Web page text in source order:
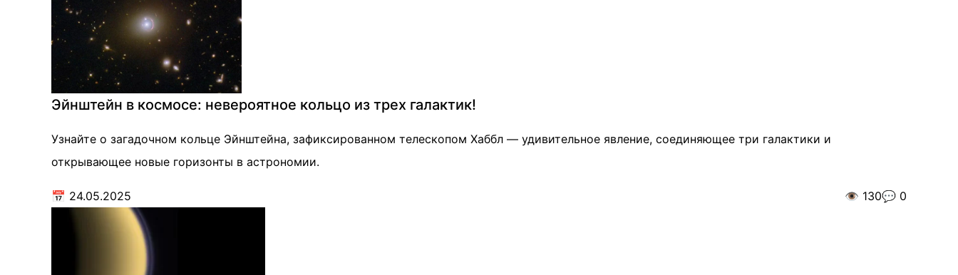
Эйнштейн в космосе: невероятное кольцо из трех галактик!
Узнайте о загадочном кольце Эйнштейна, зафиксированном телескопом Хаббл — удивительное явление, соединяющее три галактики и
открывающее новые горизонты в астрономии.
📅 24.05.2025 👁️ 130💬 0